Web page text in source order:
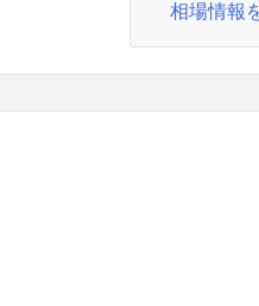
相場情報